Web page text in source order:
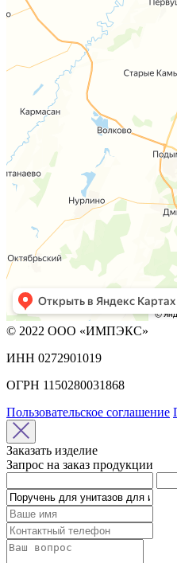
© 2022 ООО «ИМПЭКС»
ИНН 0272901019
ОГРН 1150280031868
Пользовательское соглашение
Заказать изделие
Запрос на заказ продукции